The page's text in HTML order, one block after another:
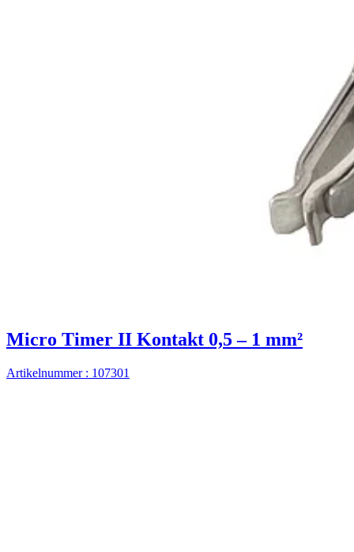
Micro Timer II Kontakt 0,5 – 1 mm²
Artikelnummer : 107301